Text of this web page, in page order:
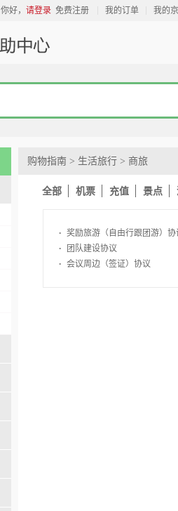
你好， 请登录 免费注册 我的订单 我的
购物指南 > 生活旅行 > 商旅
全部 机票 充值 景点
· 奖励旅游（自由行跟团游）协
·
团队建设协议
· 会议周边（签证）协议